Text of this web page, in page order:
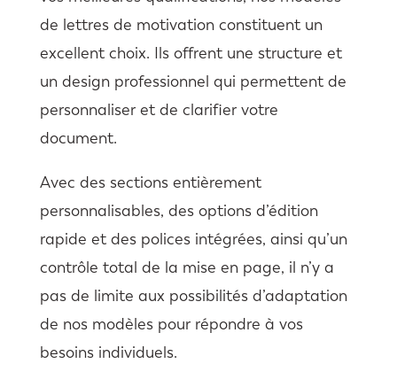
de lettres de motivation constituent un
excellent choix. Ils offrent une structure et
un design professionnel qui permettent de
personnaliser et de clarifier votre
document.
Avec des sections entièrement
personnalisables, des options d’édition
rapide et des polices intégrées, ainsi qu’un
contrôle total de la mise en page, il n’y a
pas de limite aux possibilités d’adaptation
de nos modèles pour répondre à vos
besoins individuels.